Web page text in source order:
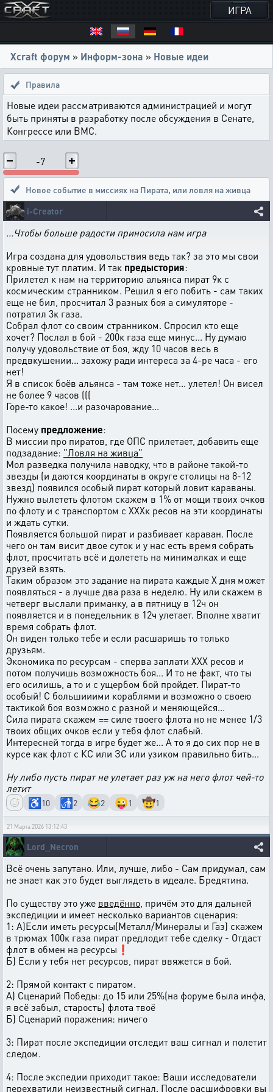
ИГРА
Xcraft форум » Информ-зона » Новые идеи
Правила
Новые идеи рассматриваются администрацией и могут
быть приняты в разработку после обсуждения в Сенате,
Конгрессе или ВМС.
-7
Новое событие в миссиях на Пирата, или ловля на живца
i-Creator
...Чтобы больше радости приносила нам игра
Игра создана для удовольствия ведь так? за это мы свои
кровные тут платим. И так предыстория:
Прилетел к нам на территорию альянса пират 9к с
космическим странником. Решил я его побить - сам таких
еще не бил, просчитал 3 разных боя а симуляторе -
потратил 3к газа.
Собрал флот со своим странником. Спросил кто еще
хочет? Послал в бой - 200к газа еще минус... Ну думаю
получу удовольствие от боя, жду 10 часов весь в
предвкушении... захожу ради интереса за 4-ре часа - его
нет!
Я в список боёв альянса - там тоже нет... улетел! Он висел
не более 9 часов (((
Горе-то какое! ...и разочарование...
Посему предложение:
В миссии про пиратов, где ОПС прилетает, добавить еще
подзадание: "Ловля на живца"
Мол разведка получила наводку, что в районе такой-то
звезды (и даются координаты в округе столицы на 8-12
звезд) появился особый пират который ловит караваны.
Нужно вылететь флотом скажем в 1% от мощи твоих очков
по флоту и с транспортом с ХХХк ресов на эти координаты
и ждать сутки.
Появляется большой пират и разбивает караван. После
чего он там висит двое суток и у нас есть время собрать
флот, просчитать всё и долететь на минималках и еще
друзей взять.
Таким образом это задание на пирата каждые Х дня может
появляться - а лучше два раза в неделю. Ну или скажем в
четверг выслали приманку, а в пятницу в 12ч он
появляется и в понедельник в 12ч улетает. Вполне хватит
время собрать флот.
Он виден только тебе и если расшаришь то только
друзьям.
Экономика по ресурсам - сперва заплати ХХХ ресов и
потом получишь возможность боя... И то не факт, что ты
его осилишь, а то и с ущербом бой пройдет. Пират-то
особый! С большииими кораблями и возможно о своею
тактикой боя возможно с разной и меняющейся...
Сила пирата скажем == силе твоего флота но не менее 1/3
твоих общих очков если у тебя флот слабый.
Интересней тогда в игре будет же... А то я до сих пор не в
курсе как флот с КС или ЗС или узиком правильно бить...
Ну либо пусть пират не улетает раз уж на него флот чей-то
летит
♿10 🚮2 😂2 😜1 🤠1
21 Марта 2026 13:12:43
Lord_Necron
Всё очень запутано. Или, лучше, либо - Сам придумал, сам
не знает как это будет выглядеть в идеале. Бредятина.
По существу это уже введённо , причём это для дальней
экспедиции и имеет несколько вариантов сценария:
1: А)Если иметь ресурсы(Металл/Минералы и Газ) скажем
в трюмах 100к газа пират предлодит тебе сделку - Отдаст
флот в обмен на ресурсы❗
Б) Если у тебя нет ресурсов, пират ввяжется в бой.
2: Прямой контакт с пиратом.
А) Сценарий Победы: до 15 или 25%(на форуме была инфа,
я всё забыл, старость) флота твоё
Б) Сценарий поражения: ничего
3: Пират после экспедиции отследит ваш сигнал и полетит
следом.
4: После экспедии приходит такое: Ваши исследователи
перехватили неизвестный сигнал. После расшифровки вы